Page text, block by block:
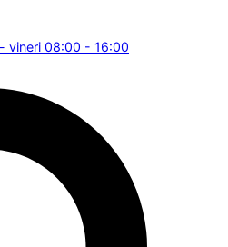
vineri 08:00 - 16:00